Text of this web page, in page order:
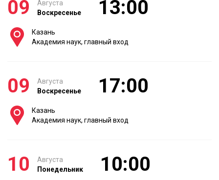
09
Августа
Воскресенье
13:00
Казань
Академия наук, главный вход
09
Августа
Воскресенье
17:00
Казань
Академия наук, главный вход
10
Августа
Понедельник
10:00